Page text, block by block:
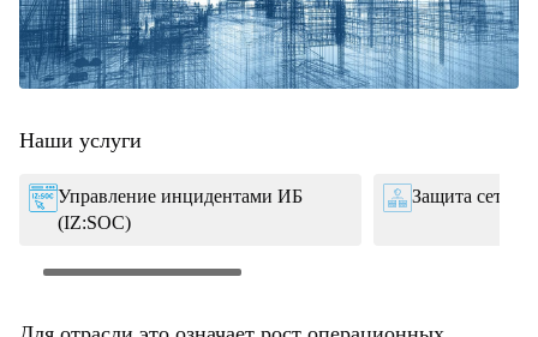
Наши услуги
Управление инцидентами ИБ
(IZ:SOC)
Защита